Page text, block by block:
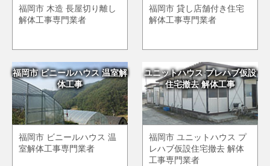
福岡市 木造 長屋切り離し
解体工事専門業者
福岡市 貸し店舗付き住宅
解体工事専門業者
福岡市 ビニールハウス 温室解
体工事
福岡市 ビニールハウス 温
室解体工事専門業者
ユニットハウス プレハブ仮設
住宅撤去 解体工事
福岡市 ユニットハウス プ
レハブ仮設住宅撤去 解体
工事専門業者